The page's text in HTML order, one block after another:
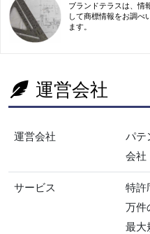
ブランドテラスは、情
して商標情報をお調べ
ます。
運営会社
運営会社
パテ
会社
サービス
特許
万件
最大